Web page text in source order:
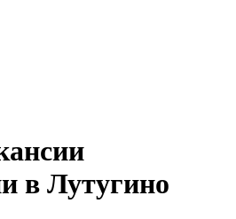
в Лутугино